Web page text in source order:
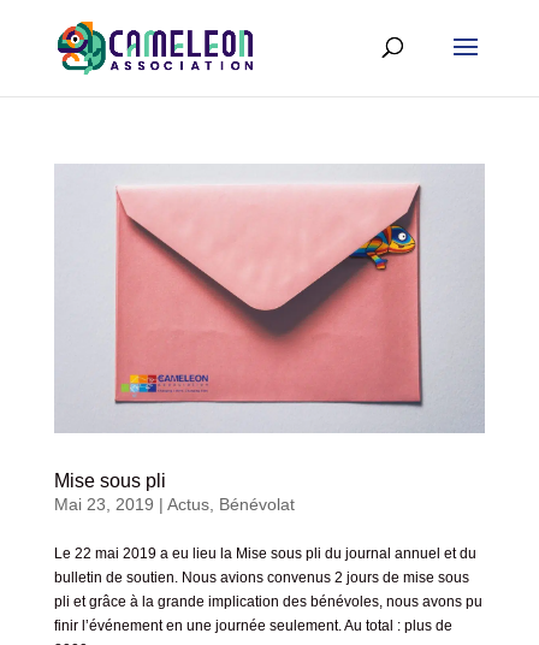
Mise sous pli
Mai 23, 2019 | Actus, Bénévolat
Le 22 mai 2019 a eu lieu la Mise sous pli du journal annuel et du
bulletin de soutien. Nous avions convenus 2 jours de mise sous
pli et grâce à la grande implication des bénévoles, nous avons pu
finir l’événement en une journée seulement. Au total : plus de